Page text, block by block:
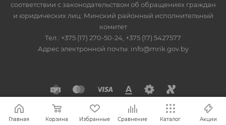
соответствии с законодательством об обращениях граждан
и юридических лиц: Минский районный исполнительный
комитет
Тел.: +375 (17) 270-50-24, +375 (17) 5427577
Адрес электронной почты: info@mrik.gov.by
Главная Корзина Избранные Сравнение Каталог Акции